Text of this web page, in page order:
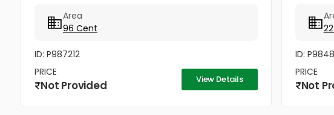
Frontage: ∼120 meters towards Bypass...
Area
96 Cent
ID: P987212
PRICE
Not Provided View Details
ID:
PRICE
Not